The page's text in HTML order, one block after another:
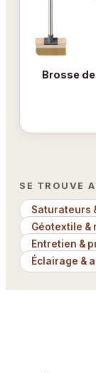
Brosse
SE TROUVE
Saturateurs
Géotextile &
Entretien &
Éclairage &